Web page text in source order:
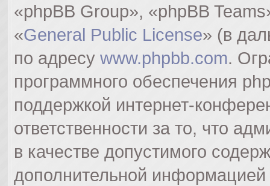
«phpBB Group», «phpBB
«General Public License» (в
по адресу www.phpbb.com.
программного обеспечения
поддержкой интернет-
ответственности за то, что
в качестве допустимого
дополнительной